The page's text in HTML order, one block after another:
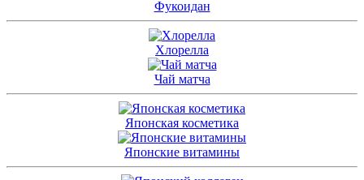
Фукоидан
Хлорелла
Чай матча
Японская косметика
Японские витамины